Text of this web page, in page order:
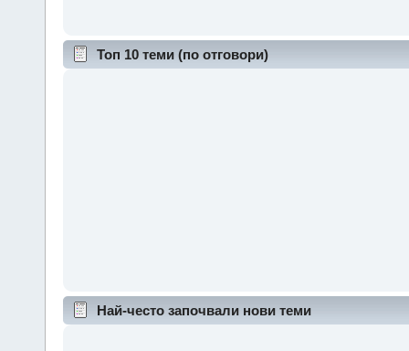
Топ 10 теми (по отговори)
Най-често започвали нови теми